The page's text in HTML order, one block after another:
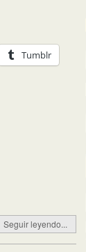
Tumblr
Seguir leyendo...